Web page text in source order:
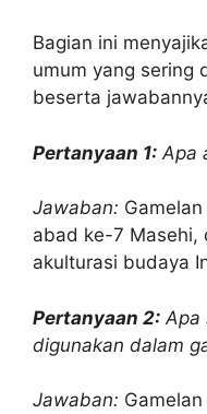
Bagian ini
umum yang sering
beserta
Pertanyaan 1: Apa
Jawaban:
abad ke-7 Masehi,
akulturasi budaya
Pertanyaan 2: Apa
digunakan dalam
Jawaban: